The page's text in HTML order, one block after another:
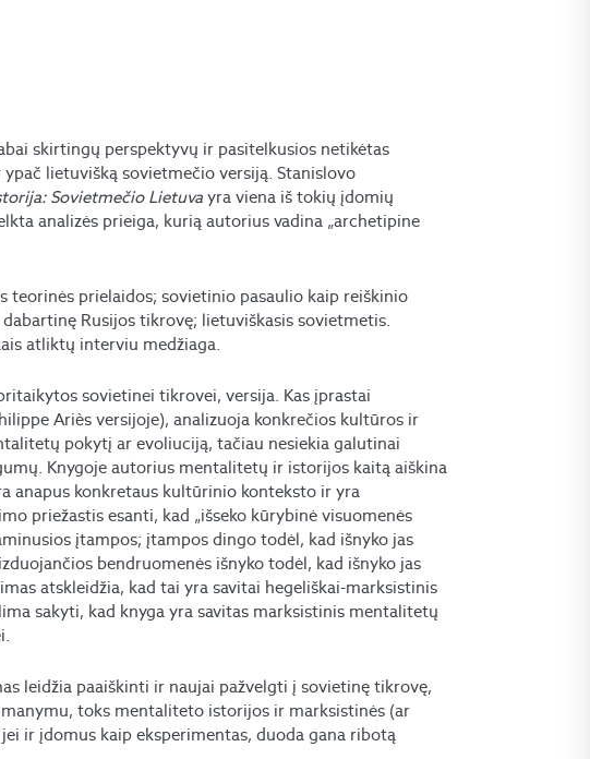
skirtingų perspektyvų ir pasitelkusios netikėtas
lietuvišką sovietmečio versiją. Stanislovo
Sovietmečio Lietuva yra viena iš tokių įdomių
analizės prieiga, kurią autorius vadina „archetipine
teo­rinės prielaidos; sovietinio pasaulio kaip reiškinio
Rusijos tikrovę; lietuviškasis sovietmetis.
atliktų interviu medžiaga.
sovietinei tikrovei, versija. Kas įprastai
Ariès versijoje), analizuoja konkrečios kultūros ir
pokytį ar evoliuciją, tačiau nesiekia galutinai
Knygoje autorius mentalitetų ir istorijos kaitą aiškina
anapus konkretaus kultūrinio konteksto ir yra
priežastis esanti, kad „išseko kūrybinė visuomenės
įtampos; įtampos dingo todėl, kad išnyko jas
bendruomenės išnyko todėl, kad išnyko jas
atskleidžia, kad tai yra savitai hegeliškai-marksistinis
sakyti, kad knyga yra savitas marksistinis mentalitetų
leidžia paaiškinti ir naujai pažvelgti į sovietinę tikrovę,
toks mentaliteto istorijos ir marksistinės (ar
ir įdomus kaip eksperimentas, duoda gana ribotą